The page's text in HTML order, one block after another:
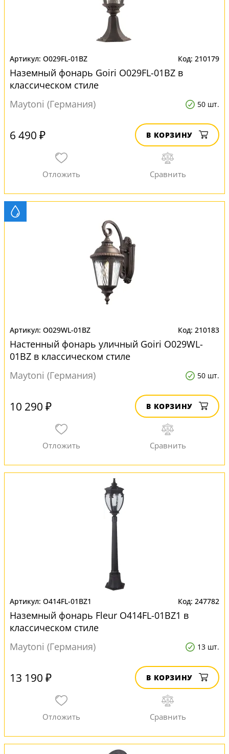
O029FL-01BZ 210179
Наземный фонарь Goiri O029FL-01BZ в
классическом стиле
Maytoni (Германия)
50 шт.
6 490 ₽ В КОРЗИНУ
O029WL-01BZ 210183
Настенный фонарь уличный Goiri O029WL-
01BZ в классическом стиле
Maytoni (Германия)
50 шт.
10 290 ₽ В КОРЗИНУ
O414FL-01BZ1 247782
Наземный фонарь Fleur O414FL-01BZ1 в
классическом стиле
Maytoni (Германия)
13 шт.
13 190 ₽ В КОРЗИНУ